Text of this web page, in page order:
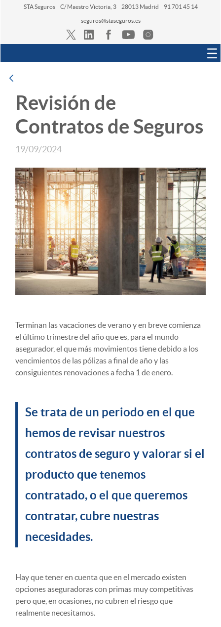
STA Seguros C/ Maestro Victoria, 3 28013 Madrid 91 701 45 14
seguros@staseguros.es
Navegación
Revisión de
Contratos de Seguros
19/09/2024
Terminan las vacaciones de verano y en breve comienza
el último trimestre del año que es, para el mundo
asegurador, el que más movimientos tiene debido a los
vencimientos de las pólizas a final de año y las
consiguientes renovaciones a fecha 1 de enero.
Se trata de un periodo en el que
hemos de revisar nuestros
contratos de seguro y valorar si el
producto que tenemos
contratado, o el que queremos
contratar, cubre nuestras
necesidades.
Hay que tener en cuenta que en el mercado existen
opciones aseguradoras con primas muy competitivas
pero que, en ocasiones, no cubren el riesgo que
realmente necesitamos.